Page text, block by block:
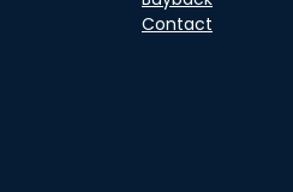
Contact